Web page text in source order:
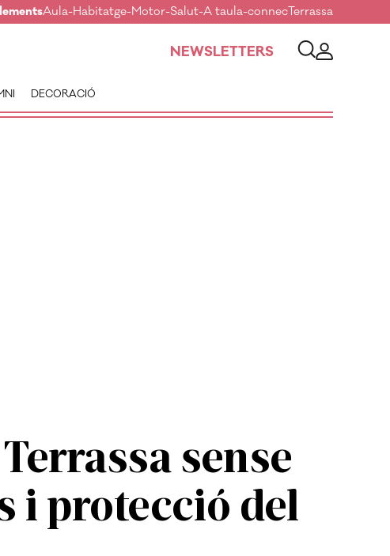
Aula-Habitatge-Motor-Salut-A taula-connecTerrassa
NEWSLETTERS
DECORACIÓ
sense
i protecció del